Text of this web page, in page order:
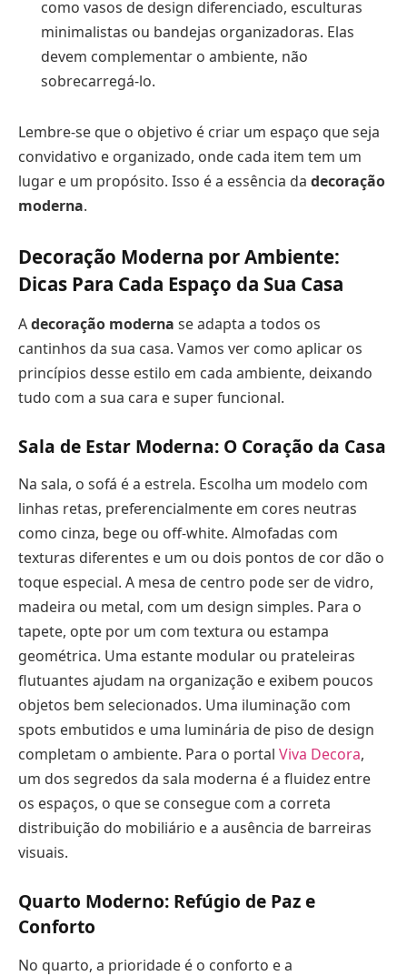
como vasos de design diferenciado, esculturas
minimalistas ou bandejas organizadoras. Elas
devem complementar o ambiente, não
sobrecarregá-lo.
Lembre-se que o objetivo é criar um espaço que seja
convidativo e organizado, onde cada item tem um
lugar e um propósito. Isso é a essência da decoração
moderna.
Decoração Moderna por Ambiente:
Dicas Para Cada Espaço da Sua Casa
Adecoração moderna se adapta a todos os
cantinhos da sua casa. Vamos ver como aplicar os
princípios desse estilo em cada ambiente, deixando
tudo com a sua cara e super funcional.
Sala de Estar Moderna: O Coração da Casa
Na sala, o sofá é a estrela. Escolha um modelo com
linhas retas, preferencialmente em cores neutras
como cinza, bege ou off-white. Almofadas com
texturas diferentes e um ou dois pontos de cor dão o
toque especial. A mesa de centro pode ser de vidro,
madeira ou metal, com um design simples. Para o
tapete, opte por um com textura ou estampa
geométrica. Uma estante modular ou prateleiras
flutuantes ajudam na organização e exibem poucos
objetos bem selecionados. Uma iluminação com
spots embutidos e uma luminária de piso de design
completam o ambiente. Para o portal Viva Decora,
um dos segredos da sala moderna é a fluidez entre
os espaços, o que se consegue com a correta
distribuição do mobiliário e a ausência de barreiras
visuais.
Quarto Moderno: Refúgio de Paz e
Conforto
No quarto, a prioridade é o conforto e a